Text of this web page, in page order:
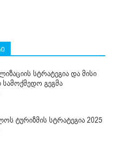
სტრატეგია და მისი
გეგმა
ტურიზმის სტრატეგია 2025